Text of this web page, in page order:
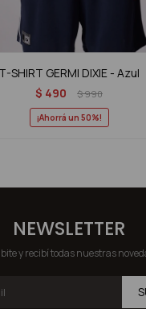
T-SHIRT GERMI DIXIE - Azul
$ 490 $990
50
NEWSLETTER
y recibí todas nuestras